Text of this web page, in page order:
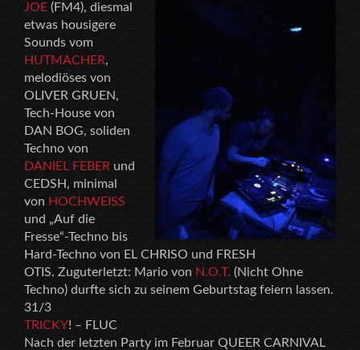
JOE(FM4),diesmal
etwas housigere
Sounds vom
HUTMACHER,
melodiöses von
OLIVER GRUEN,
Tech-House von
DAN BOG, soliden
Techno von
DANIEL FEBERund
CEDSH, minimal
vonHOCHWEISS
und „Auf die
Fresse“-Techno bis
Hard-Techno von EL CHRISO und FRESH
OTIS. Zuguterletzt: Mario vonN.O.T.(Nicht Ohne
Techno) durfte sich zu seinem Geburtstag feiern lassen.
31/3
TRICKY! – FLUC
Nach der letzten Party im Februar QUEER CARNIVAL